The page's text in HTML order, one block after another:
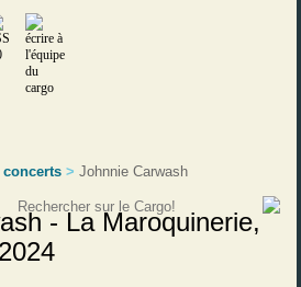
concerts >Johnnie Carwash
- La Maroquinerie,